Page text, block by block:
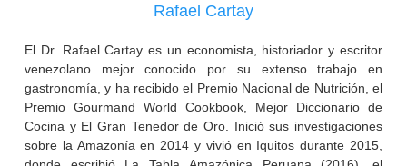
Rafael Cartay
El Dr. Rafael Cartay es un economista, historiador y escritor
venezolano mejor conocido por su extenso trabajo en
gastronomía, y ha recibido el Premio Nacional de Nutrición, el
Premio Gourmand World Cookbook, Mejor Diccionario de
Cocina y El Gran Tenedor de Oro. Inició sus investigaciones
sobre la Amazonía en 2014 y vivió en Iquitos durante 2015,